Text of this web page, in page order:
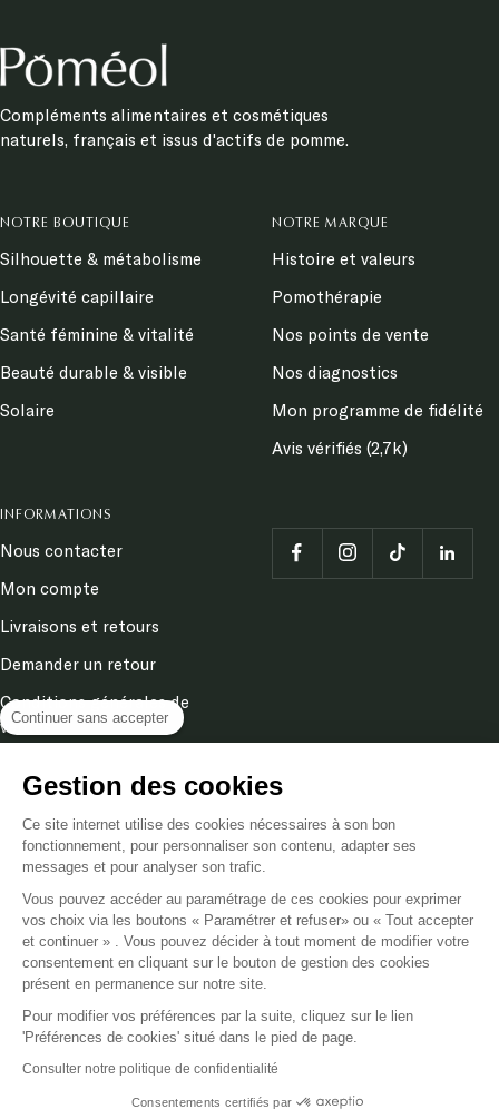
Continuer sans accepter
Gestion des cookies
Ce site internet utilise des cookies nécessaires à son bon
fonctionnement, pour personnaliser son contenu, adapter ses
messages et pour analyser son trafic.
Vous pouvez accéder au paramétrage de ces cookies pour exprimer
vos choix via les boutons « Paramétrer et refuser» ou « Tout accepter
et continuer » . Vous pouvez décider à tout moment de modifier votre
consentement en cliquant sur le bouton de gestion des cookies
présent en permanence sur notre site.
Pour modifier vos préférences par la suite, cliquez sur le lien
'Préférences de cookies' situé dans le pied de page.
Consulter notre politique de confidentialité
Consentements certifiés par
Compléments alimentaires et cosmétiques
naturels, français et issus d'actifs de pomme.
NOTRE BOUTIQUE
Silhouette & métabolisme
Longévité capillaire
Santé féminine & vitalité
Beauté durable & visible
Solaire
NOTRE MARQUE
Histoire et valeurs
Pomothérapie
Nos points de vente
Nos diagnostics
Mon programme de fidélité
Avis vérifiés (2,7k)
INFORMATIONS
Nous contacter
Mon compte
Livraisons et retours
Demander un retour
Conditions générales de
ventes
Politique de confidentialité
& cookies
Langue
FR
Poméol 2026
Nous acceptons